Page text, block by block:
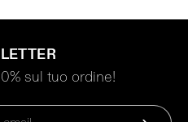
sul tuo ordine!